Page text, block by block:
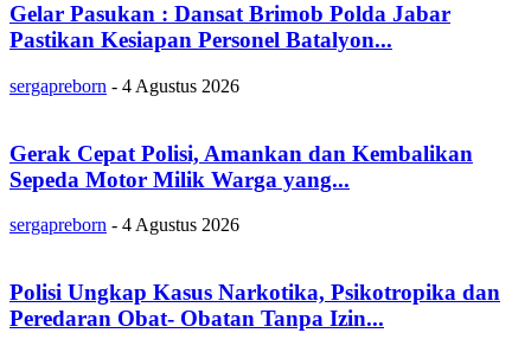
Gelar Pasukan : Dansat Brimob Polda Jabar
Pastikan Kesiapan Personel Batalyon...
sergapreborn - 4 Agustus 2026
Gerak Cepat Polisi, Amankan dan Kembalikan
Sepeda Motor Milik Warga yang...
sergapreborn - 4 Agustus 2026
Polisi Ungkap Kasus Narkotika, Psikotropika dan
Peredaran Obat- Obatan Tanpa Izin...